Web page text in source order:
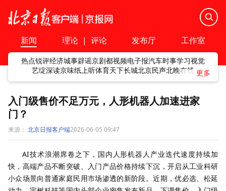
新闻 理论 | 评论 发布厅 工作室
热点锐评经济城事辟谣京剧都视频电子报汽车时事学习视觉
艺绽深读京味纸上听体育天下长城北京民声北晚在线
入门级售价不足万元，人形机器人加速进家
门？
来源： 北京日报客户端2026-06-05 09:47
AI技术浪潮席卷之下，国内人形机器人产业迭代速度持续加
快，高端产品不断突破、入门产品价格持续下沉，开启从工业科研
小众场景向普通家庭民用市场渗透的新阶段。近期，优必选、松延